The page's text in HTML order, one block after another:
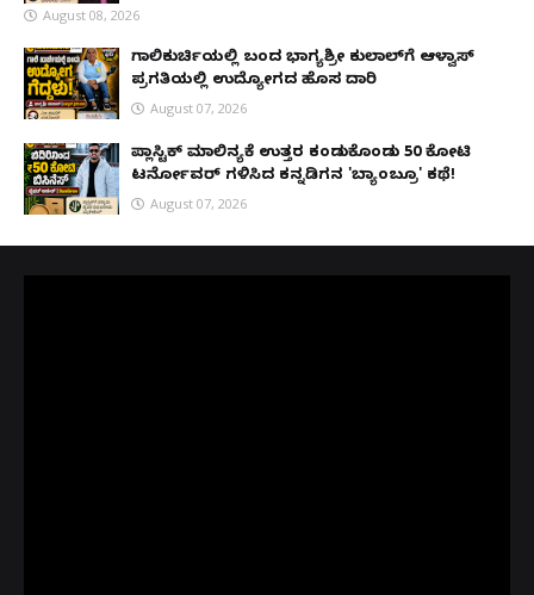
August 08, 2026
ಗಾಲಿಕುರ್ಚಿಯಲ್ಲಿ ಬಂದ ಭಾಗ್ಯಶ್ರೀ ಕುಲಾಲ್‌ಗೆ ಆಳ್ವಾಸ್
ಪ್ರಗತಿಯಲ್ಲಿ ಉದ್ಯೋಗದ ಹೊಸ ದಾರಿ
August 07, 2026
ಪ್ಲಾಸ್ಟಿಕ್ ಮಾಲಿನ್ಯಕ್ಕೆ ಉತ್ತರ ಕಂಡುಕೊಂಡು ₹50 ಕೋಟಿ
ಟರ್ನೋವರ್ ಗಳಿಸಿದ ಕನ್ನಡಿಗನ 'ಬ್ಯಾಂಬ್ರೂ' ಕಥೆ!
August 07, 2026